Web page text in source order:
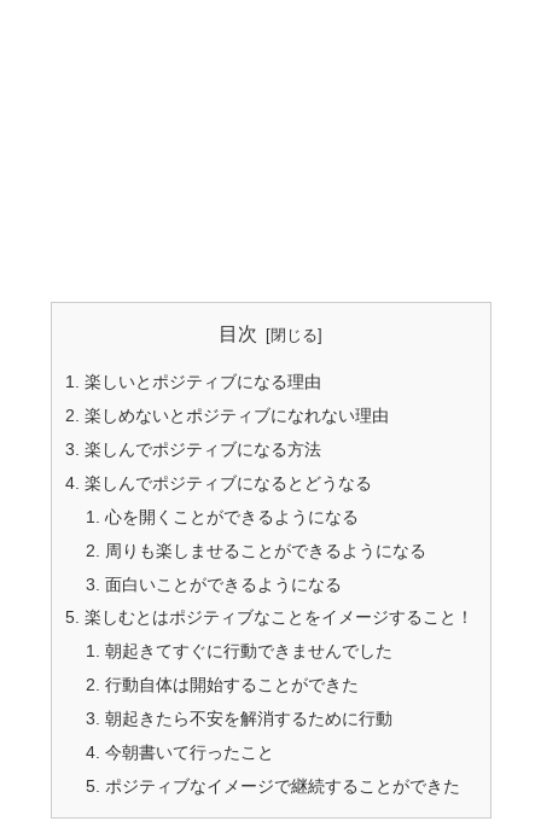
目次
楽しいとポジティブになる理由
楽しめないとポジティブになれない理由
楽しんでポジティブになる方法
楽しんでポジティブになるとどうなる
心を開くことができるようになる
周りも楽しませることができるようになる
面白いことができるようになる
楽しむとはポジティブなことをイメージすること！
朝起きてすぐに行動できませんでした
行動自体は開始することができた
朝起きたら不安を解消するために行動
今朝書いて行ったこと
ポジティブなイメージで継続することができた